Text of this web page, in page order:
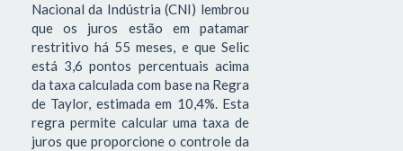
Nacional da Indústria (CNI) lembrou
que os juros estão em patamar
restritivo há 55 meses, e que Selic
está 3,6 pontos percentuais acima
da taxa calculada com base na Regra
de Taylor, estimada em 10,4%. Esta
regra permite calcular uma taxa de
juros que proporcione o controle da